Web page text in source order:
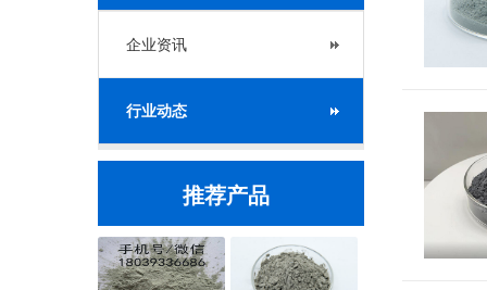
企业资讯
行业动态
推荐产品